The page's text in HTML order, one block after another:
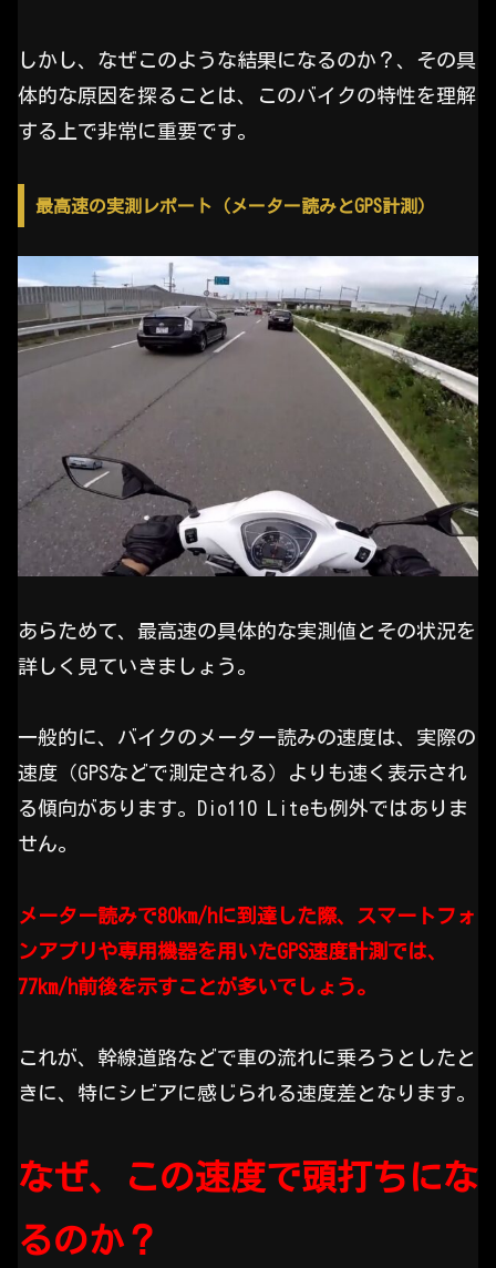
しかし、なぜこのような結果になるのか？、その具
体的な原因を探ることは、このバイクの特性を理解
する上で非常に重要です。
最高速の実測レポート（メーター読みとGPS計測）
あらためて、最高速の具体的な実測値とその状況を
詳しく見ていきましょう。
一般的に、バイクのメーター読みの速度は、実際の
速度（GPSなどで測定される）よりも速く表示され
る傾向があります。Dio110 Liteも例外ではありま
せん。
メーター読みで80km/hに到達した際、スマートフォ
ンアプリや専用機器を用いたGPS速度計測では、
77km/h前後を示すことが多いでしょう。
これが、幹線道路などで車の流れに乗ろうとしたと
きに、特にシビアに感じられる速度差となります。
なぜ、この速度で頭打ちにな
るのか？